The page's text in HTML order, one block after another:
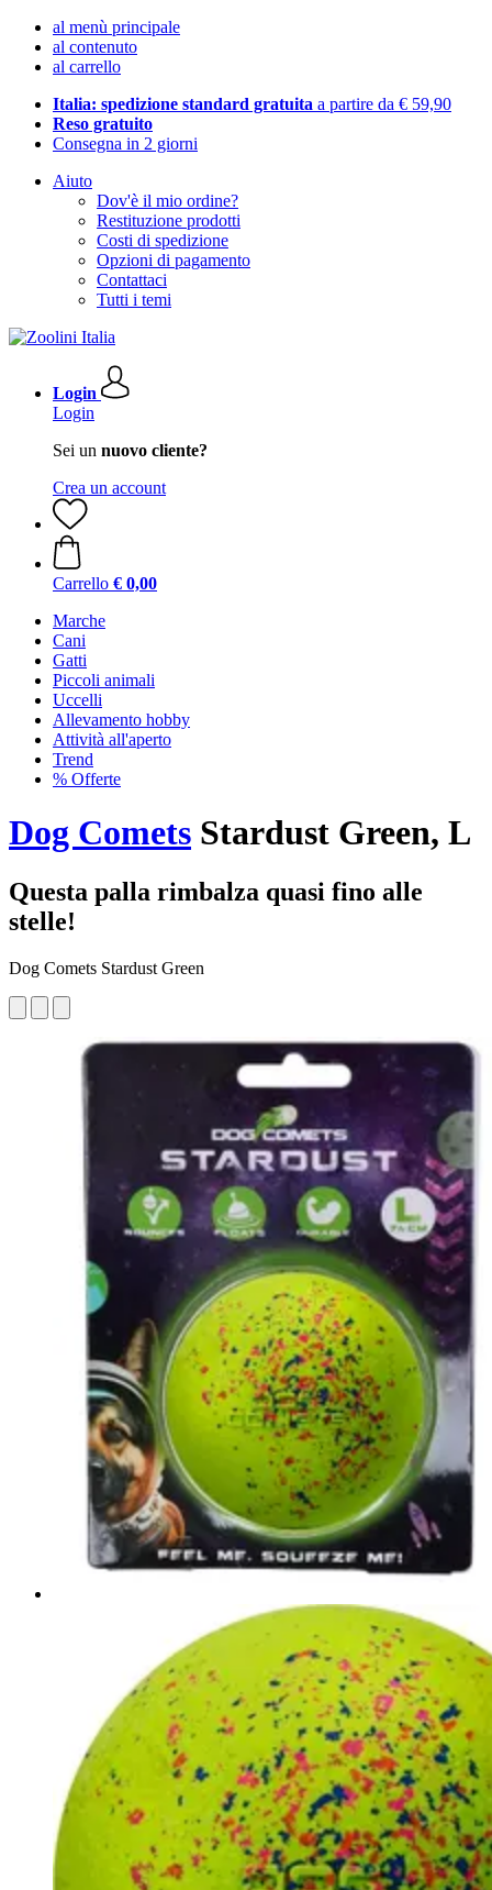
al menù principale
al contenuto
al carrello
Italia: spedizione standard gratuita a partire da € 59,90
Reso gratuito
Consegna in 2 giorni
Aiuto
Dov'è il mio ordine?
Restituzione prodotti
Costi di spedizione
Opzioni di pagamento
Contattaci
Tutti i temi
Login
Login
Sei un nuovo cliente?
Crea un account
Carrello € 0,00
Marche
Cani
Gatti
Piccoli animali
Uccelli
Allevamento hobby
Attività all'aperto
Trend
% Offerte
Dog Comets Stardust Green, L
Questa palla rimbalza quasi fino alle
stelle!
Dog Comets Stardust Green